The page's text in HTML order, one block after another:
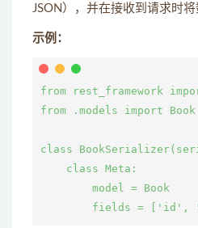
JSON），并在接收到请求时
示例：
from rest_framework
from .models import Book
class
    class Meta:
        model = Book